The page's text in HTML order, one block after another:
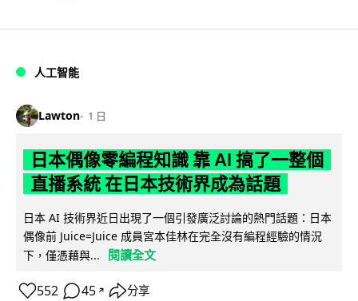
人工智能
Lawton 1 日
日本偶像零編程知識 靠 AI 搞了一整個
直播系統 在日本技術界成為話題
日本 AI 技術界近日出現了一個引發廣泛討論的熱門話題：日本
偶像前 Juice=Juice 成員宮本佳林在完全沒有編程經驗的情況
下，僅憑藉與...
閱讀全文
552 45 ↗ 分享